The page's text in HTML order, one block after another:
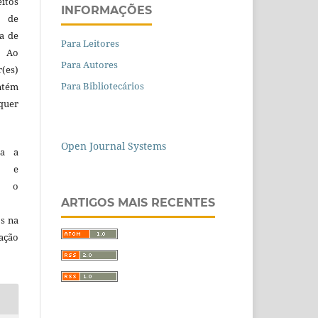
de
de
Ao
a
e
o
na
INFORMAÇÕES
Para Leitores
Para Autores
Para Bibliotecários
Open Journal Systems
ARTIGOS MAIS RECENTES